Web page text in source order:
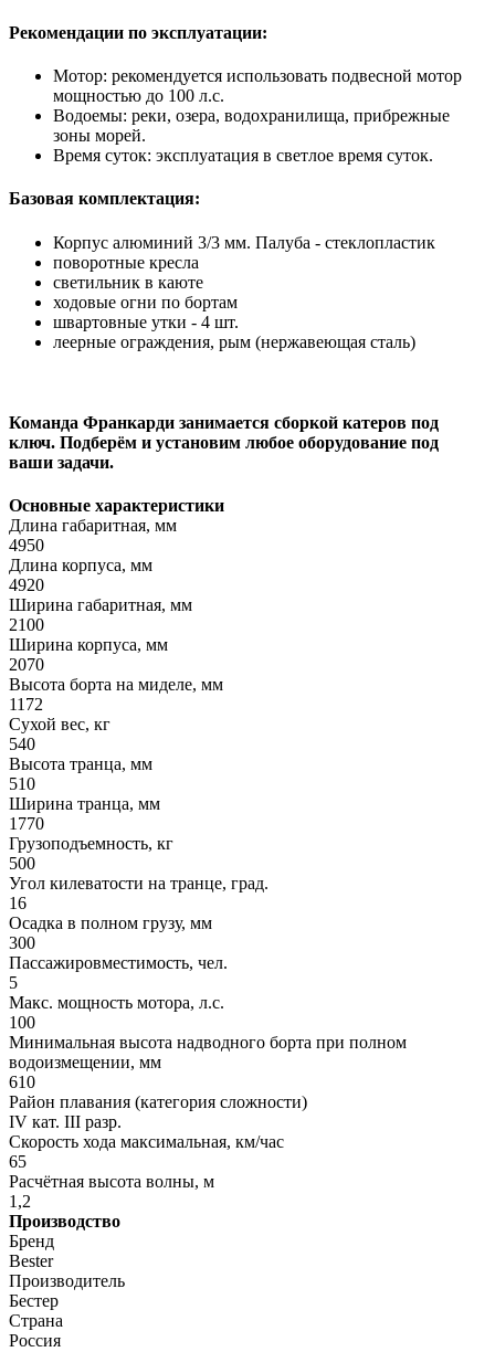
Рекомендации по эксплуатации:
Мотор: рекомендуется использовать подвесной мотор
мощностью до 100 л.с.
Водоемы: реки, озера, водохранилища, прибрежные
зоны морей.
Время суток: эксплуатация в светлое время суток.
Базовая комплектация:
Корпус алюминий 3/3 мм. Палуба - стеклопластик
поворотные кресла
светильник в каюте
ходовые огни по бортам
швартовные утки - 4 шт.
леерные ограждения, рым (нержавеющая сталь)
Команда Франкарди занимается сборкой катеров под
ключ. Подберём и установим любое оборудование под
ваши задачи.
Основные характеристики
Длина габаритная, мм
4950
Длина корпуса, мм
4920
Ширина габаритная, мм
2100
Ширина корпуса, мм
2070
Высота борта на миделе, мм
1172
Сухой вес, кг
540
Высота транца, мм
510
Ширина транца, мм
1770
Грузоподъемность, кг
500
Угол килеватости на транце, град.
16
Осадка в полном грузу, мм
300
Пассажировместимость, чел.
5
Макс. мощность мотора, л.с.
100
Минимальная высота надводного борта при полном
водоизмещении, мм
610
Район плавания (категория сложности)
IV кат. III разр.
Скорость хода максимальная, км/час
65
Расчётная высота волны, м
1,2
Производство
Бренд
Bester
Производитель
Бестер
Страна
Россия